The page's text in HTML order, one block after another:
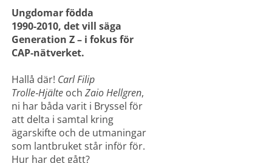
Ungdomar födda
1990-2010, det vill säga
Generation Z – i fokus för
CAP‑nätverket.
Hallå där! Carl Filip
Trolle‑Hjälte och Zaio Hellgren,
ni har båda varit i Bryssel för
att delta i samtal kring
ägarskifte och de utmaningar
som lantbruket står inför för.
Hur har det gått?